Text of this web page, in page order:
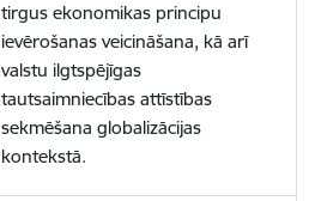
tirgus ekonomikas principu
ievērošanas veicināšana, kā arī
valstu ilgtspējīgas
tautsaimniecības attīstības
sekmēšana globalizācijas
kontekstā.